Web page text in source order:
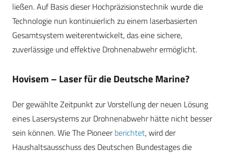
ließen. Auf Basis dieser Hochpräzisionstechnik wurde die
Technologie nun kontinuierlich zu einem laserbasierten
Gesamtsystem weiterentwickelt, das eine sichere,
zuverlässige und effektive Drohnenabwehr ermöglicht.
Hovisem – Laser für die Deutsche Marine?
Der gewählte Zeitpunkt zur Vorstellung der neuen Lösung
eines Lasersystems zur Drohnenabwehr hätte nicht besser
sein können. Wie The Pioneerberichtet, wird der
Haushaltsausschuss des Deutschen Bundestages die